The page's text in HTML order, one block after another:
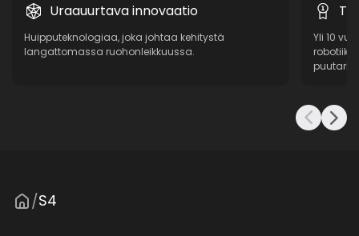
Uraauurtava innovaatio
Huipputeknologiaa, joka johtaa kehitystä
langattomassa ruohonleikkuussa.
Yli 10
/S4